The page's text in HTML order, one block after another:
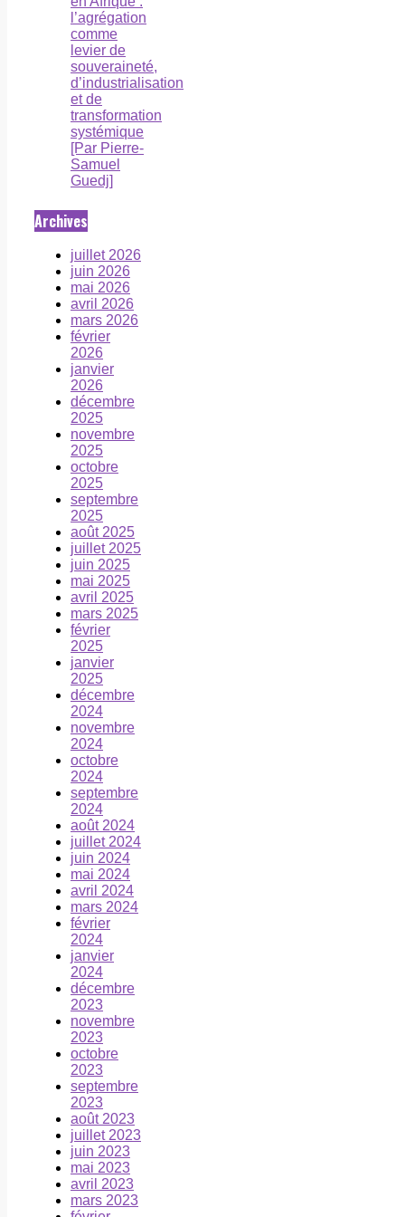
l’agrégation
comme
levier de
souveraineté,
d’industrialisation
et de
transformation
systémique
[Par Pierre-
Samuel
Guedj]
Archives
juillet 2026
juin 2026
mai 2026
avril 2026
mars 2026
février
2026
janvier
2026
décembre
2025
novembre
2025
octobre
2025
septembre
2025
août 2025
juillet 2025
juin 2025
mai 2025
avril 2025
mars 2025
février
2025
janvier
2025
décembre
2024
novembre
2024
octobre
2024
septembre
2024
août 2024
juillet 2024
juin 2024
mai 2024
avril 2024
mars 2024
février
2024
janvier
2024
décembre
2023
novembre
2023
octobre
2023
septembre
2023
août 2023
juillet 2023
juin 2023
mai 2023
avril 2023
mars 2023